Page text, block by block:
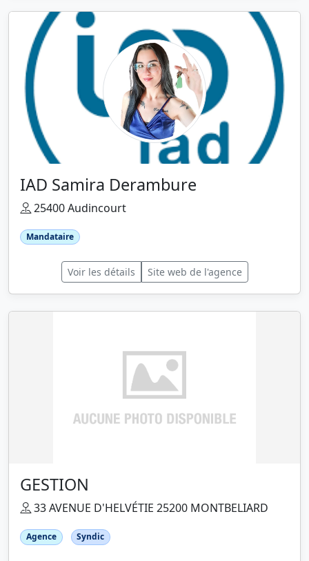
IAD Samira Derambure
25400 Audincourt
Mandataire
Voir les détails Site web de l'agence
GESTION
33 AVENUE D'HELVÉTIE 25200 MONTBELIARD
Agence Syndic